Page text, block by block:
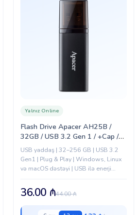
Flash Drive Apacer AH25B /
32GB / USB 3.2 Gen 1 / +Cap /
Black (AP32GAH25BB-1)
Yalnız Online
USB yaddaş | 32–256 GB | USB 3.2
Gen1 | Plug & Play | Windows, Linux
və macOS dəstəyi | USB ilə enerji
44.00₼
36.00 ₼